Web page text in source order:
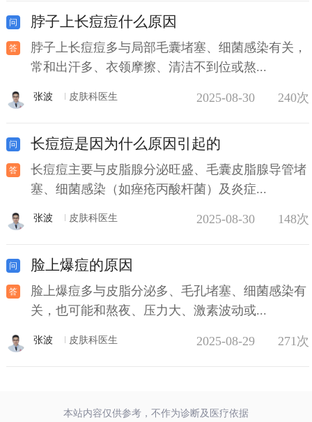
脖子上长痘痘什么原因
脖子上长痘痘多与局部毛囊堵塞、细菌感染有关，
常和出汗多、衣领摩擦、清洁不到位或熬...
张波 皮肤科医生 2025-08-30 240次
长痘痘是因为什么原因引起的
长痘痘主要与皮脂腺分泌旺盛、毛囊皮脂腺导管堵
塞、细菌感染（如痤疮丙酸杆菌）及炎症...
张波 皮肤科医生 2025-08-30 148次
脸上爆痘的原因
脸上爆痘多与皮脂分泌多、毛孔堵塞、细菌感染有
关，也可能和熬夜、压力大、激素波动或...
张波 皮肤科医生 2025-08-29 271次
本站内容仅供参考，不作为诊断及医疗依据